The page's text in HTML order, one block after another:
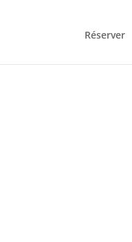
Réserver